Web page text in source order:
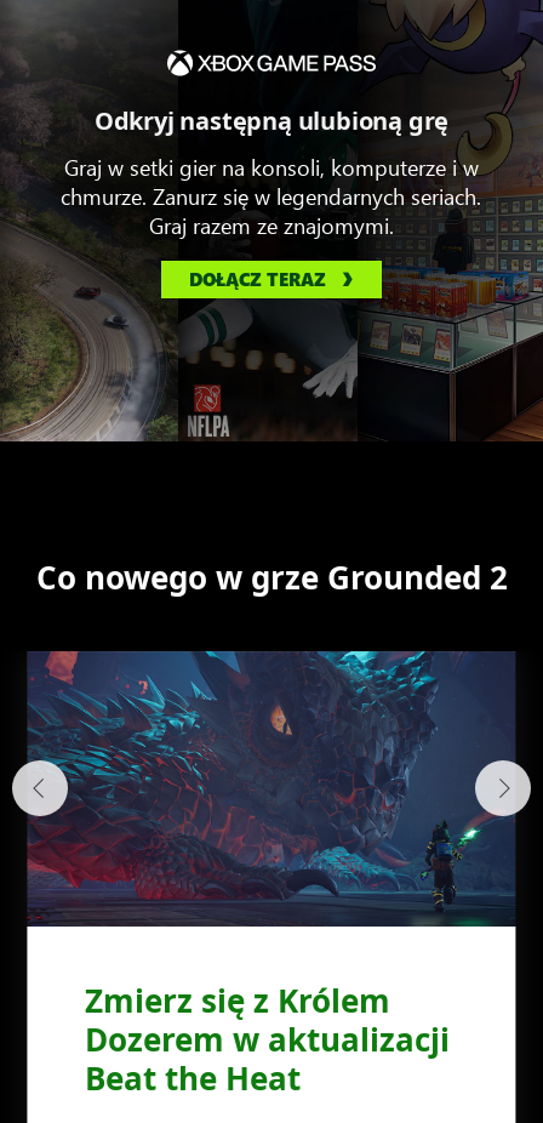
Odkryj następną ulubioną grę
Graj w setki gier na konsoli, komputerze i w
chmurze. Zanurz się w legendarnych seriach.
Graj razem ze znajomymi.
DOŁĄCZ TERAZ
Co nowego w grze Grounded 2
Zmierz się z Królem
Dozerem w aktualizacji
Beat the Heat